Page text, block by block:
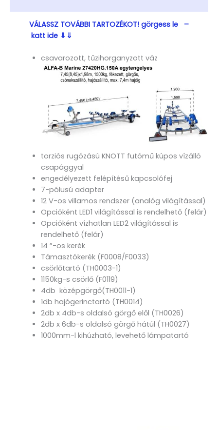
VÁLASSZ TOVÁBBI TARTOZÉKOT! görgess le –
katt ide ⇓⇓
csavarozott, tűzihorganyzott váz
torziós rugózású KNOTT futómű kúpos vízálló
csapággyal
engedélyezett felépítésű kapcsolófej
7-pólusú adapter
12 V-os villamos rendszer (analóg világítással)
Opcióként LED1 világítással is rendelhető (felár)
Opcióként vízhatlan LED2 világítással is
rendelhető (felár)
14 ”-os kerék
Támasztókerék (F0008/F0033)
csörlőtartó (TH0003-1)
1150kg-s csörlő (F0119)
4db középgörgő(TH0011-1)
1db hajógerinctartó (TH0014)
2db x 4db-s oldalsó görgő elől (TH0026)
2db x 6db-s oldalsó görgő hátúl (TH0027)
1000mm-l kihúzható, levehető lámpatartó